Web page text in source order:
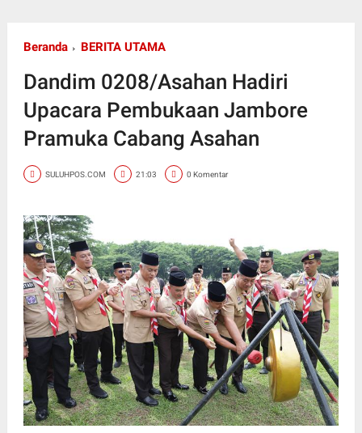
Beranda BERITA UTAMA
Dandim 0208/Asahan Hadiri
Upacara Pembukaan Jambore
Pramuka Cabang Asahan
SULUHPOS.COM 21:03 0 Komentar